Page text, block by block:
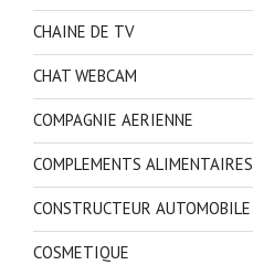
CHAINE DE TV
CHAT WEBCAM
COMPAGNIE AERIENNE
COMPLEMENTS ALIMENTAIRES
CONSTRUCTEUR AUTOMOBILE
COSMETIQUE